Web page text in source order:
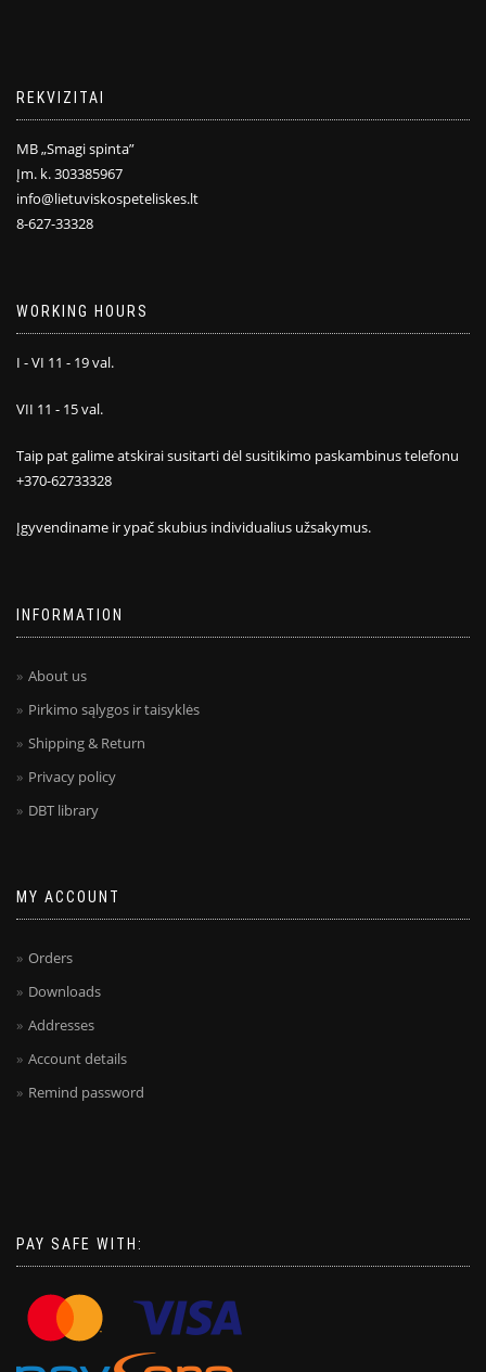
REKVIZITAI
MB „Smagi spinta”
Įm. k. 303385967
info@lietuviskospeteliskes.lt
8-627-33328
WORKING HOURS
I - VI 11 - 19 val.
VII 11 - 15 val.
Taip pat galime atskirai susitarti dėl susitikimo paskambinus telefonu
+370-62733328
Įgyvendiname ir ypač skubius individualius užsakymus.
INFORMATION
About us
Pirkimo sąlygos ir taisyklės
Shipping & Return
Privacy policy
DBT library
MY ACCOUNT
Orders
Downloads
Addresses
Account details
Remind password
PAY SAFE WITH: